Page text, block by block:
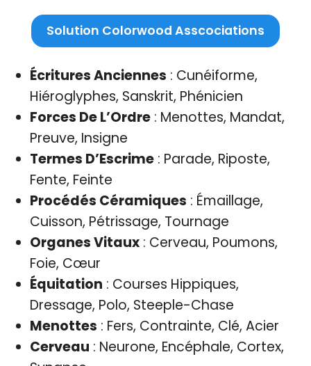
Solution Colorwood Asscociations
Écritures Anciennes : Cunéiforme,
Hiéroglyphes, Sanskrit, Phénicien
Forces De L’Ordre: Menottes, Mandat,
Preuve, Insigne
Termes D’Escrime: Parade, Riposte,
Fente, Feinte
Procédés Céramiques : Émaillage,
Cuisson, Pétrissage, Tournage
Organes Vitaux: Cerveau, Poumons,
Foie, Cœur
Équitation : Courses Hippiques,
Dressage, Polo, Steeple-Chase
Menottes : Fers, Contrainte, Clé, Acier
Cerveau : Neurone, Encéphale, Cortex,